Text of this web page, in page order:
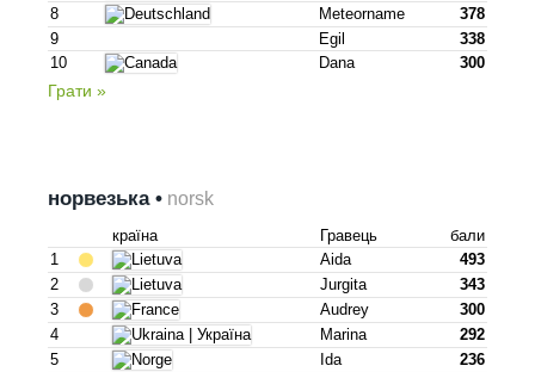
8
Meteorname
378
9
Egil
338
10
Dana 300
Грати »
норвезька • norsk
країна Гравець
бали
1
Aida
493
2
Jurgita
343
3
Audrey
300
4
Marina
292
5
Ida
236